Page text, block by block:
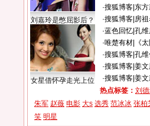
刘嘉玲是憋屈影后？
女星借怀孕走光上位
·搜狐博客| 东
·搜狐博客| 房
·蓝色回忆| 孔
·唯楚有材|
《
·搜狐博客| 孔维
·搜狐博客| 姜
·搜狐博客| 姜
热点标签： 刘
朱军 赵薇 电影 大s 选秀 范冰冰 张柏
笑 明星